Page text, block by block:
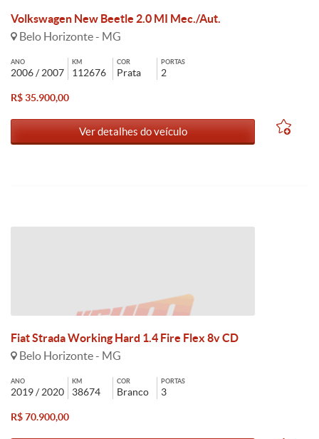
Volkswagen New Beetle 2.0 MI Mec./Aut.
Belo Horizonte - MG
ANO
2006 / 2007
KM
112676
COR
Prata
PORTAS
2
R$ 35.900,00
Ver detalhes do veículo
Fiat Strada Working Hard 1.4 Fire Flex 8v CD
Belo Horizonte - MG
ANO
2019 / 2020
KM
38674
COR
Branco
PORTAS
3
R$ 70.900,00